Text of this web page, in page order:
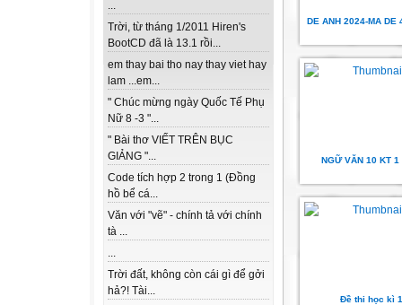
...
Trời, từ tháng 1/2011 Hiren's
BootCD đã là 13.1 rồi...
em thay bai tho nay thay viet hay
lam ...em...
" Chúc mừng ngày Quốc Tế Phụ
Nữ 8 -3 "...
" Bài thơ VIẾT TRÊN BỤC
GIẢNG "...
Code tích hợp 2 trong 1 (Đồng
hồ bể cá...
Văn với "vẽ" - chính tả với chính
tà ...
...
Trời đất, không còn cái gì để gởi
hả?! Tài...
DE ANH 2024-MA DE
NGỮ VĂN 10 KT 1
Đề thi học kì 1